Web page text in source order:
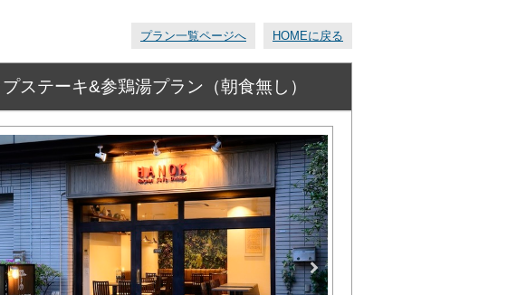
プラン一覧ページへ HOMEに戻る
ステーキ&参鶏湯プラン（朝食無し）